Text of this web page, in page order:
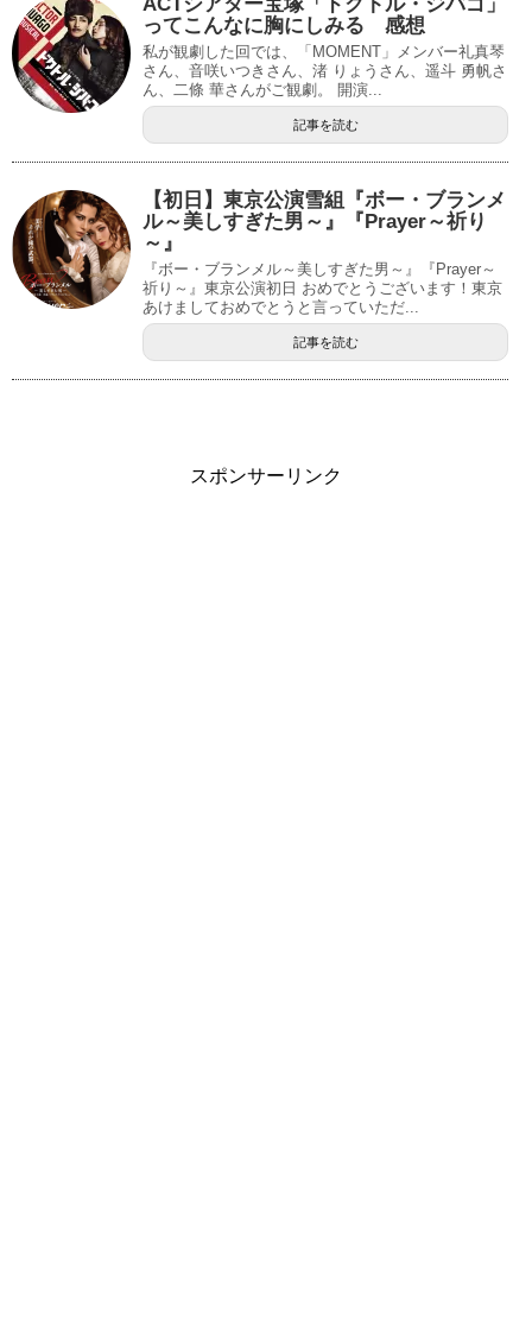
ってこんなに胸にしみる 感想
私が観劇した回では、「MOMENT」メンバー礼真琴
さん、音咲いつきさん、渚 りょうさん、遥斗 勇帆さ
ん、二條 華さんがご観劇。 開演...
記事を読む
【初日】東京公演雪組『ボー・ブランメ
ル～美しすぎた男～』『Prayer～祈り
～』
『ボー・ブランメル～美しすぎた男～』『Prayer～
祈り～』東京公演初日 おめでとうございます！東京
あけましておめでとうと言っていただ...
記事を読む
スポンサーリンク